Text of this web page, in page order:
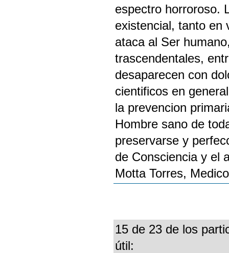
espectro horroroso.
existencial, tanto en
ataca al Ser
trascendentales,
desaparecen con
cientificos en
la prevencion
Hombre sano de
preservarse y
de Consciencia y el
Motta Torres,
15 de 23 de los
útil: